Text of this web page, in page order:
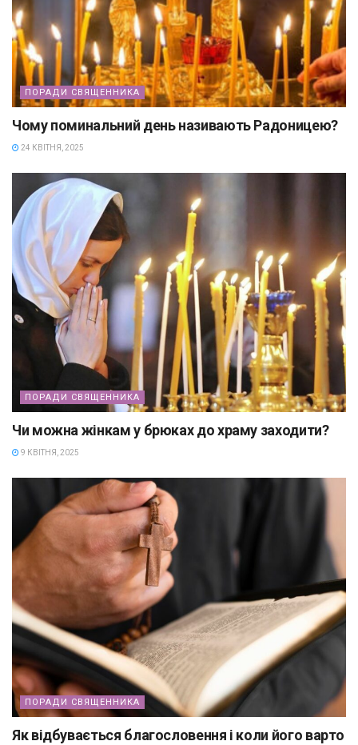
ПОРАДИ СВЯЩЕННИКА
Чому поминальний день називають Радоницею?
24 КВІТНЯ, 2025
ПОРАДИ СВЯЩЕННИКА
Чи можна жінкам у брюках до храму заходити?
9 КВІТНЯ, 2025
ПОРАДИ СВЯЩЕННИКА
Як відбувається благословення і коли його варто